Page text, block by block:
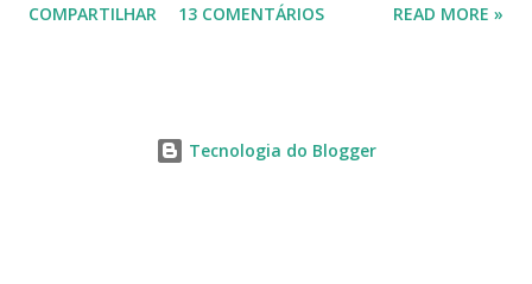
pois havia se apaixonado por Francisco de Carvalho Bastos,
mulher, tanto moral quanto fisicamente. Até que um dia a
COMPARTILHAR 13 COMENTÁRIOS READ MORE »
Tecnologia do Blogger